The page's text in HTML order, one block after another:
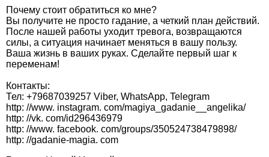
Почему стоит обратиться ко мне?
Вы получите не просто гадание, а четкий план действий.
После нашей работы уходит тревога, возвращаются
силы, а ситуация начинает меняться в вашу пользу.
Ваша жизнь в ваших руках. Сделайте первый шаг к
переменам!
Контакты:
Тел: +79687039257 Viber, WhatsApp, Telegram
http: //www. instagram. com/magiya_gadanie__angelika/
http: //vk. com/id296436979
http: //www. facebook. com/groups/350524738479898/
http: //gadanie-magia. com